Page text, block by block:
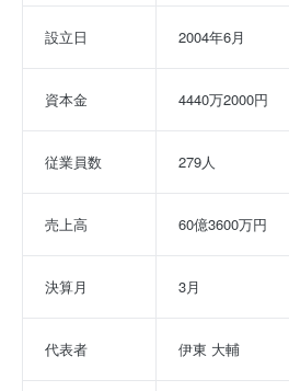
設立日 2004年6月
資本金 4440万2000円
従業員数 279人
売上高 60億3600万円
決算月 3月
代表者 伊東 大輔